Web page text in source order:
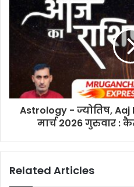
Astrology - ज्योतिष, Aaj
मार्च 2026 गुरुवार :
Related Articles